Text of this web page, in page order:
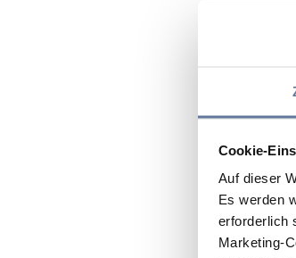
Cookie-
Auf dieser
Es werden
erforderlich
Marketing-